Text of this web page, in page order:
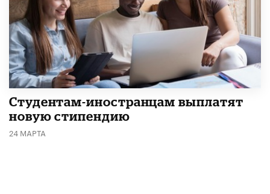
Студентам-иностранцам выплатят
новую стипендию
24 МАРТА